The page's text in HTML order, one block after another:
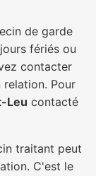
de garde
fériés ou
contacter
Pour
Leu contacté
traitant peut
C'est le